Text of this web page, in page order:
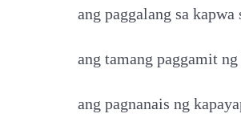
ang paggalang sa
ang tamang paggamit
ang pagnanais ng